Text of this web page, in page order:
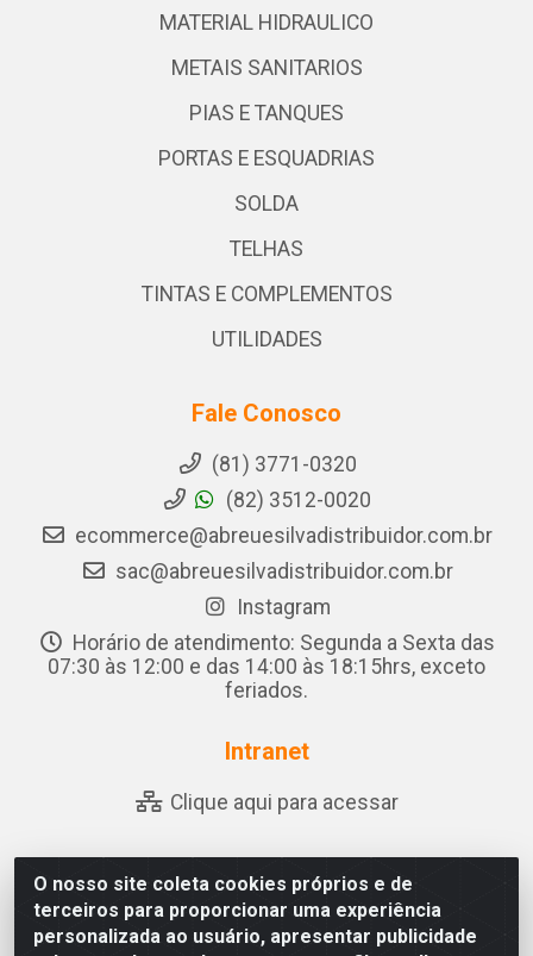
O nosso site coleta cookies próprios e de
terceiros para proporcionar uma experiência
personalizada ao usuário, apresentar publicidade
MATERIAL HIDRAULICO
METAIS SANITARIOS
PIAS E TANQUES
PORTAS E ESQUADRIAS
SOLDA
TELHAS
TINTAS E COMPLEMENTOS
UTILIDADES
Fale Conosco
(81) 3771-0320
(82) 3512-0020
ecommerce@abreuesilvadistribuidor.com.br
sac@abreuesilvadistribuidor.com.br
Instagram
Horário de atendimento: Segunda a Sexta das
07:30 às 12:00 e das 14:00 às 18:15hrs, exceto
feriados.
Intranet
Clique aqui para acessar
Abreu & Silva - Rua Padre Jose de Souza Leite, 265 -
Ariado, Olho D'Água das Flores/AL - CEP 57.442-000 -
CNPJ 04.790.656/0001-06